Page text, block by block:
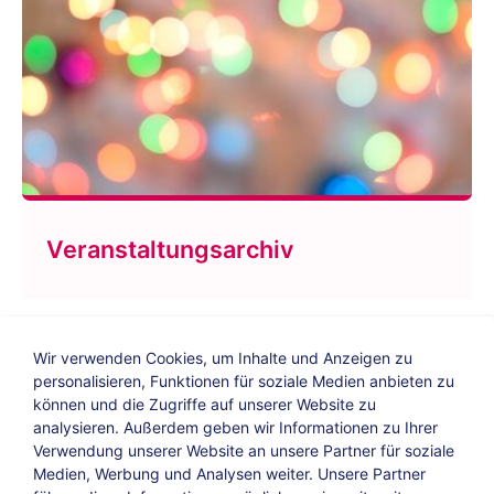
Veranstaltungsarchiv
Bildungs-Blog| Instagram| Facebook|
Wir verwenden Cookies, um Inhalte und Anzeigen zu
personalisieren, Funktionen für soziale Medien anbieten zu
können und die Zugriffe auf unserer Website zu
analysieren. Außerdem geben wir Informationen zu Ihrer
Verwendung unserer Website an unsere Partner für soziale
Medien, Werbung und Analysen weiter. Unsere Partner